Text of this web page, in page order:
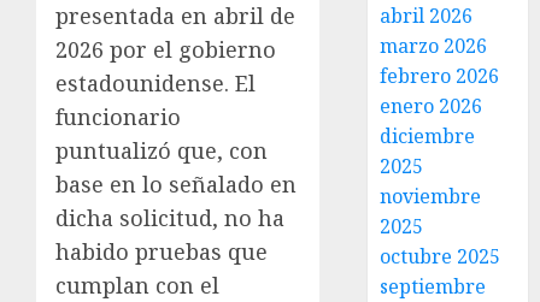
presentada en abril de
2026 por el gobierno
estadounidense. El
funcionario
puntualizó que, con
base en lo señalado en
dicha solicitud, no ha
habido pruebas que
cumplan con el
abril 2026
marzo 2026
febrero 2026
enero 2026
diciembre
2025
noviembre
2025
octubre 2025
septiembre